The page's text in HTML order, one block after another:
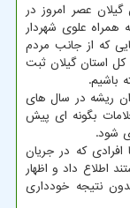
عصر امروز در
همراه علوی شهردار
که از جانب مردم
کل استان گیلان ثبت
باشیم.
ریشه در سال های
بگونه ای پیش
شود.
که در جریان
اطلاع داد و اظهار
نتیجه خودداری